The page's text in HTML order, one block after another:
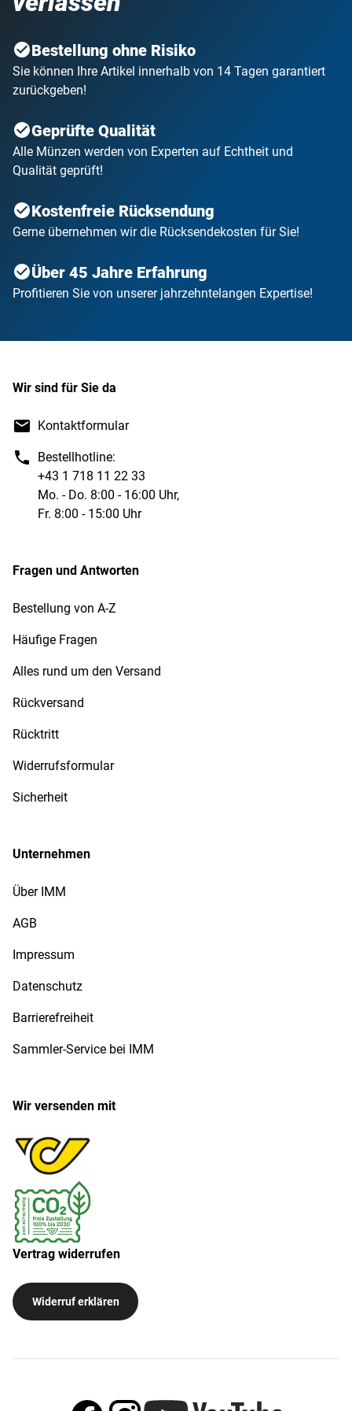
Bestellung ohne Risiko
Sie können Ihre Artikel innerhalb von 14 Tagen garantiert
zurückgeben!
Geprüfte Qualität
Alle Münzen werden von Experten auf Echtheit und
Qualität geprüft!
Kostenfreie Rücksendung
Gerne übernehmen wir die Rücksendekosten für Sie!
Über 45 Jahre Erfahrung
Profitieren Sie von unserer jahrzehntelangen Expertise!
Wir sind für Sie da
Kontaktformular
Bestellhotline:
+43 1 718 11 22 33
Mo. - Do. 8:00 - 16:00 Uhr,
Fr. 8:00 - 15:00 Uhr
Fragen und Antworten
Bestellung von A-Z
Häufige Fragen
Alles rund um den Versand
Rückversand
Rücktritt
Widerrufsformular
Sicherheit
Unternehmen
Über IMM
AGB
Impressum
Datenschutz
Barrierefreiheit
Sammler-Service bei IMM
Wir versenden mit
Vertrag widerrufen
Widerruf erklären